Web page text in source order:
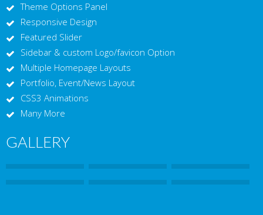
Theme Options Panel
Responsive Design
Featured Slider
Sidebar & custom Logo/favicon Option
Multiple Homepage Layouts
Portfolio, Event/News Layout
CSS3 Animations
Many More
GALLERY